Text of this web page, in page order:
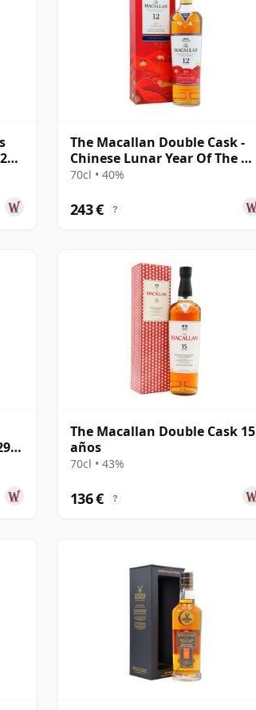
The Macallan Double Cask -
Chinese Lunar Year Of The Ox
2021 12 años
70cl • 40%
243 € ?
The Macallan Double Cask 15
años
70cl • 43%
136 € ?